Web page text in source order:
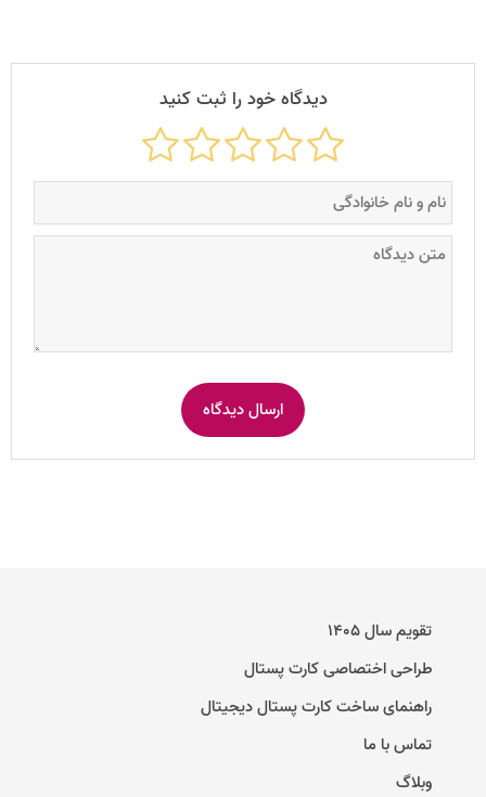
دیدگاه خود را ثبت کنید
تقویم سال ۱۴۰۵
طراحی اختصاصی کارت پستال
راهنمای ساخت کارت پستال دیجیتال
تماس با ما
وبلاگ